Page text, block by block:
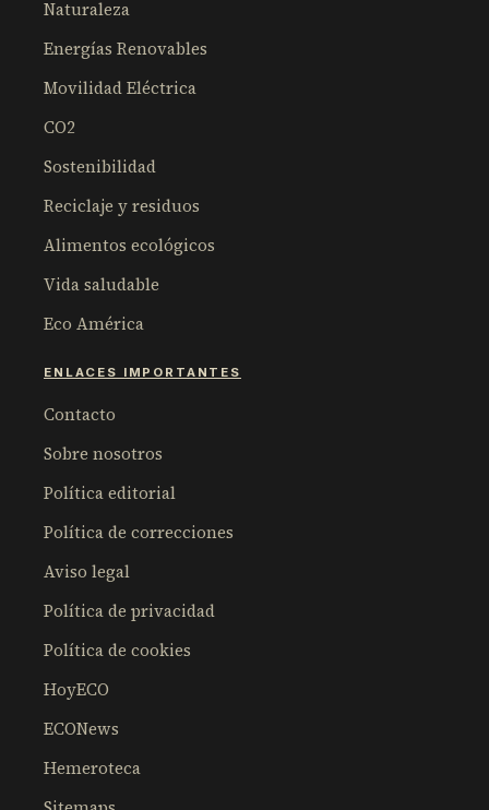
Naturaleza
Energías Renovables
Movilidad Eléctrica
CO2
Sostenibilidad
Reciclaje y residuos
Alimentos ecológicos
Vida saludable
Eco América
ENLACES IMPORTANTES
Contacto
Sobre nosotros
Política editorial
Política de correcciones
Aviso legal
Política de privacidad
Política de cookies
HoyECO
ECONews
Hemeroteca